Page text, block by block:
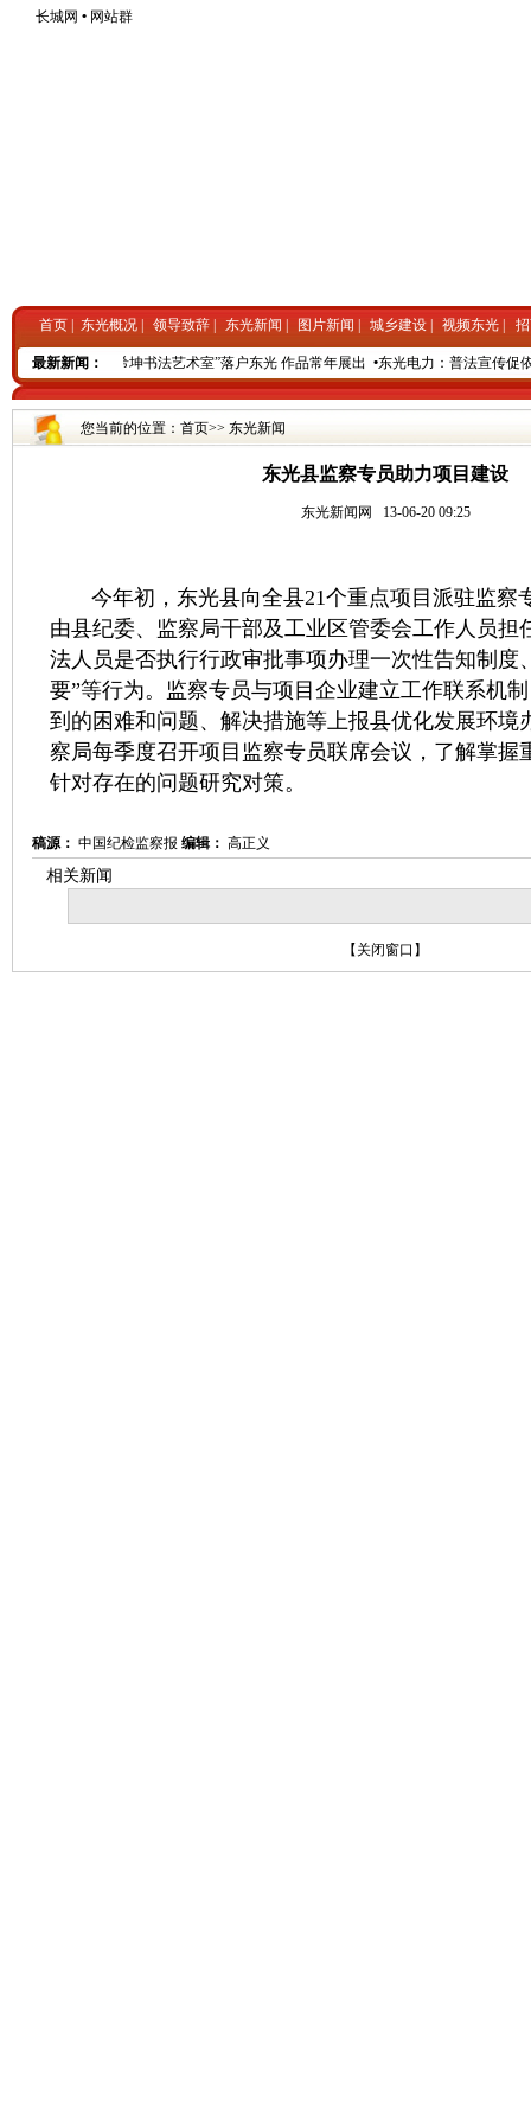
长城网 • 网站群
首页 东光概况 领导致辞 东光新闻 图片新闻 城乡建设 视频东光
最新新闻：
项目建设 •“王希坤书法艺术室”落户东光 作品常年展出 • 东光电力：普法宣传促依
您当前的位置： 首页>> 东光新闻
东光县监察专员助力项目建设
东光新闻网 13-06-20 09:25
今年初，东光县向全县21个重点项目派驻监察
由县纪委、监察局干部及工业区管委会工作人员担
法人员是否执行行政审批事项办理一次性告知制度
要”等行为。监察专员与项目企业建立工作联系机
到的困难和问题、解决措施等上报县优化发展环境
察局每季度召开项目监察专员联席会议，了解掌握
针对存在的问题研究对策。
稿源： 中国纪检监察报 编辑： 高正义
相关新闻
【 关闭窗口 】